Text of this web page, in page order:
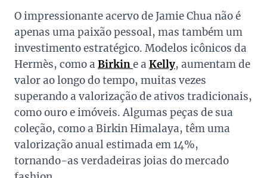
O impressionante acervo de Jamie Chua não é
apenas uma paixão pessoal, mas também um
investimento estratégico. Modelos icônicos da
Hermès, como a Birkine a Kelly, aumentam de
valor ao longo do tempo, muitas vezes
superando a valorização de ativos tradicionais,
como ouro e imóveis. Algumas peças de sua
coleção, como a Birkin Himalaya, têm uma
valorização anual estimada em 14%,
tornando-as verdadeiras joias do mercado